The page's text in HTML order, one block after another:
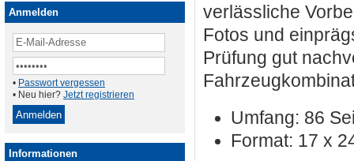
verlässliche
Fotos und
Prüfung gut
Umfang: 86
Format: 17 x
Anmelden
• Passwort vergessen
• Neu hier? Jetzt registrieren
Informationen